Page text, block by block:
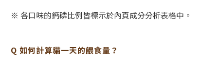
※ 各口味的鈣磷比例皆標示於內頁成分分析表格中。
Q 如何計算貓一天的餵食量？